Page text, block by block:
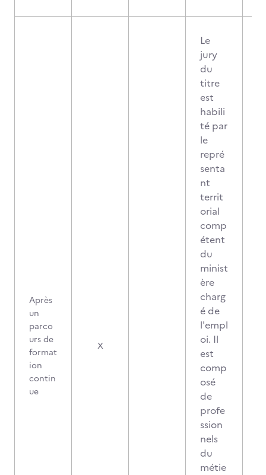
Après
un
parco
urs de
format
ion
contin
ue
X
Le
jury
du
titre
est
habili
té par
le
repré
senta
nt
territ
orial
comp
étent
du
minist
ère
charg
é de
l'empl
oi. Il
est
comp
osé
de
profe
ssion
nels
du
métie